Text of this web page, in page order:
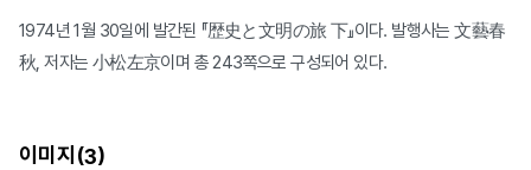
1974년 1월 30일에 발간된 『歴史と文明の旅 下』이다. 발행사는 文藝春
秋, 저자는 小松左京이며 총 243쪽으로 구성되어 있다.
이미지(3)